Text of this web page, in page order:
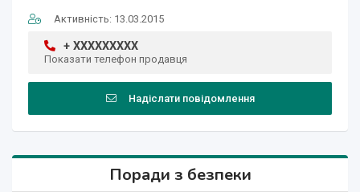
Активність: 13.03.2015
+ XXXXXXXXX
Показати телефон продавця
Надіслати повідомлення
Поради з безпеки